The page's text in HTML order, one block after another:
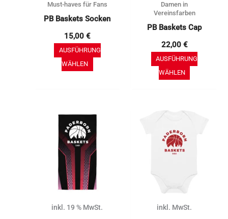
Must-haves für Fans
PB Baskets Socken
15,00 €
AUSFÜHRUNG
WÄHLEN
werden
Damen in
Vereinsfarben
PB Baskets Cap
22,00 €
AUSFÜHRUNG
WÄHLEN
der
werden
inkl. 19 % MwSt. inkl. MwSt.Optionen